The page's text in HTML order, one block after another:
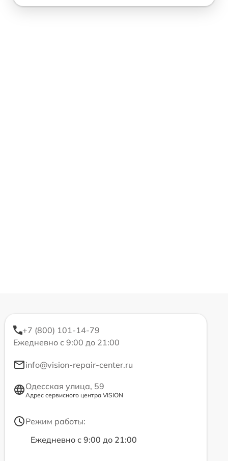
+7 (800) 101-14-79
Ежедневно с 9:00 до 21:00
info@vision-repair-center.ru
Одесская улица, 59
Адрес сервисного центра VISION
Режим работы:
Ежедневно с 9:00 до 21:00